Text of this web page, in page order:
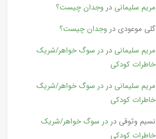
مریم سلیمانی دروجدان چیست؟
گلی موعودی دروجدان چیست؟
مریم سلیمانی دردر سوگ خواهر/شریک
خاطرات کودکی
مریم سلیمانی دردر سوگ خواهر/شریک
خاطرات کودکی
نسیم وثوقی دردر سوگ خواهر/شریک
خاطرات کودکی